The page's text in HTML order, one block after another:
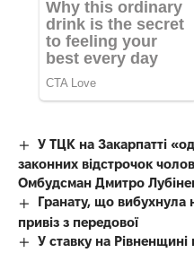
У ТЦК на Закарпатті
законних відстрочок
Омбудсман Дмитро
Гранату, що вибухнула
привіз з передової
У ставку на